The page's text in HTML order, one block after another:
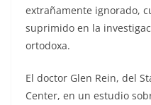
extrañamente ignorado,
suprimido en la
ortodoxa.
El doctor Glen Rein, del
Center, en un estudio